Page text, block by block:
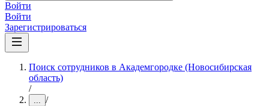
Войти
Войти
Зарегистрироваться
Поиск сотрудников в Академгородке (Новосибирская
область)
/
... /